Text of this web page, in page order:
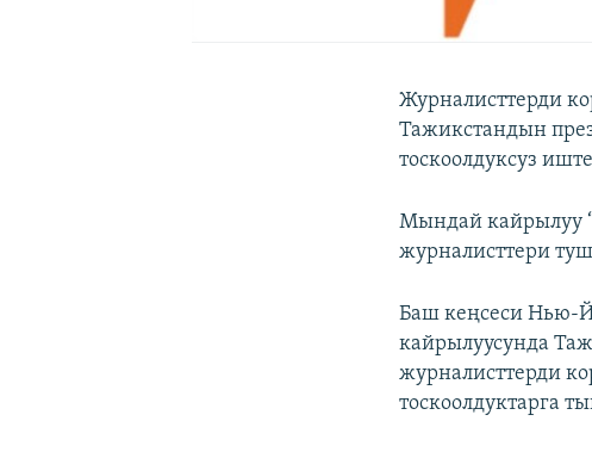
Журналисттерди
Тажикстандын
тоскоолдуксуз
Мындай кайрылуу
журналисттери
Баш кеңсеси Нью-
кайрылуусунда
журналисттерди
тоскоолдуктарга